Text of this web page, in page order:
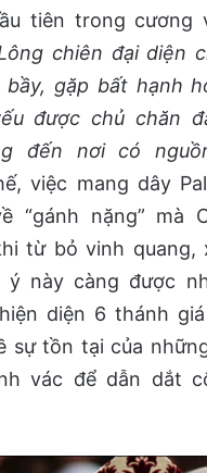
tiên trong cương
chiên đại diện
bầy, gặp bất hạnh
được chủ chăn
đến nơi có
việc mang dây
“gánh nặng” mà
từ bỏ vinh quang,
ý này càng được
diện 6 thánh
sự tồn tại của
vác để dẫn dắt